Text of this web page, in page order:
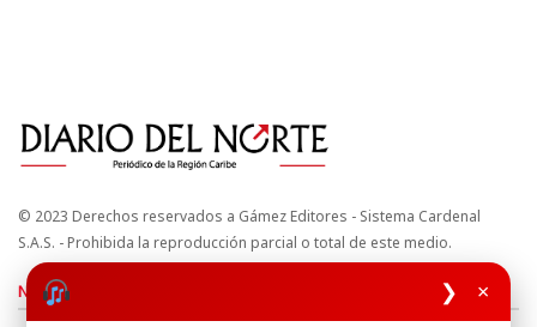
❯ ×
© 2023 Derechos reservados a Gámez Editores - Sistema Cardenal
S.A.S. - Prohibida la reproducción parcial o total de este medio.
Nuestros sitios